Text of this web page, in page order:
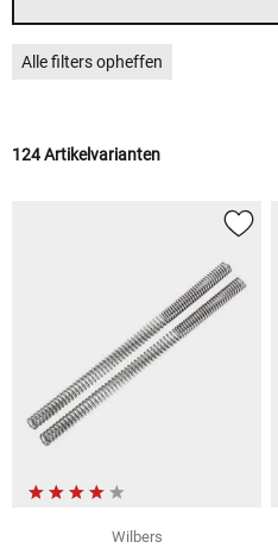
Alle filters opheffen
124 Artikelvarianten
Wilbers